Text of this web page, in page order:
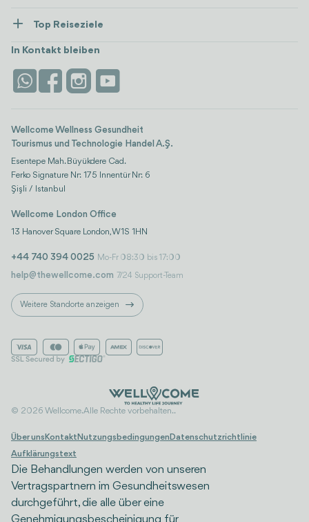
Vertrauen & Sicherheit
Kontaktieren Sie uns
Wellness
Unterkünfte
Attraktionen
Bewertungen
Top Reiseziele
Alle anzeigen
Istanbul
In Kontakt bleiben
Wellcome Wellness Gesundheit
Tourismus und Technologie Handel A.Ş.
Esentepe Mah. Büyükdere Cad.
Ferko Signature Nr: 175 Innentür Nr: 6
Şişli / Istanbul
Wellcome London Office
13 Hanover Square London, W1S 1HN
+44 740 394 0025 Mo-Fr 08:30 bis 17:00
help@thewellcome.com 7/24 Support-Team
Weitere Standorte anzeigen
© 2026 Wellcome. Alle Rechte vorbehalten..
Über uns Kontakt Nutzungsbedingungen Datenschutzrichtlinie
Aufklärungstext
Die Behandlungen werden von unseren
Vertragspartnern im Gesundheitswesen
durchgeführt, die alle über eine